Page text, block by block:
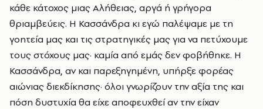
κάθε κάτοχος μιας Αλήθειας, αργά ή γρήγορα
θριαμβεύεις. Η Κασσάνδρα κι εγώ παλέψαμε με τη
γοητεία μας και τις στρατηγικές μας για να πετύχουμε
τους στόχους μας· καμία από εμάς δεν φοβήθηκε. Η
Κασσάνδρα, αν και παρεξηγημένη, υπήρξε φορέας
αιώνιας διεκδίκησης· όλοι γνωρίζουν την αξία της και
πόση δυστυχία θα είχε αποφευχθεί αν την είχαν